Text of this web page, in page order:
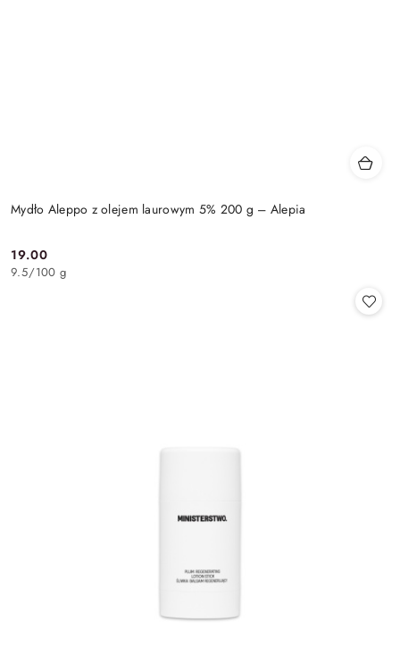
Mydło Aleppo z olejem laurowym 5% 200 g – Alepia
Cena:
19.00
9.5/100 g